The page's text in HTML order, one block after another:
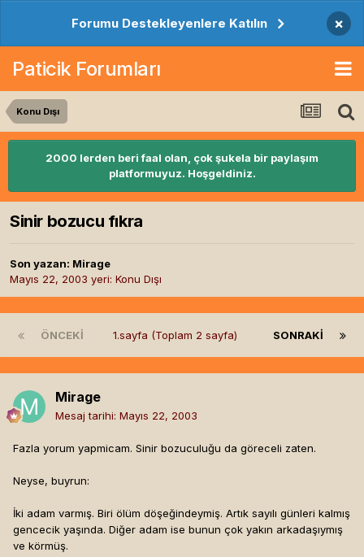
Forumu Destekleyenlere Katılın ×
Paticik Forumları
Konu Dışı
2000 lerden beri faal olan, çok şukela bir paylaşım
platformuyuz. Hoşgeldiniz.
Sinir bozucu fıkra
Son yazan: Mirage
Mayıs 22, 2003 yeri: Konu Dışı
ÖNCEKI SONRAKI
1.sayfa (Toplam 2 sayfa)
Mirage
Mesaj tarihi: Mayıs 22, 2003
Fazla yorum yapmicam. Sinir bozuculuğu da göreceli zaten.
Neyse, buyrun:
İki adam varmış. Biri ölüm döşeğindeymiş. Artık sayılı günleri kalmış
gencecik yaşında. Diğer adam ise bunun çok yakın arkadaşıymış
ve körmüş.